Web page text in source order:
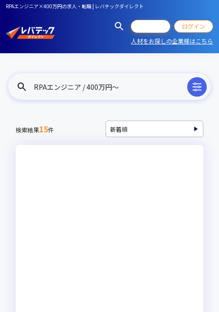
RPAエンジニア×400万円の求人・転職 | レバテックダイレクト
ログイン
人材をお探しの企業様はこちら
RPAエンジニア / 400万円〜
検索結果15件